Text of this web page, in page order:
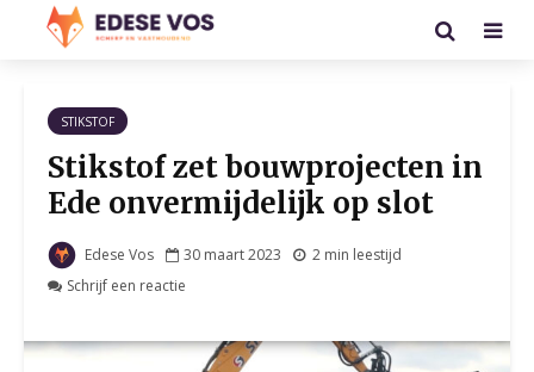
STIKSTOF
Stikstof zet bouwprojecten in
Ede onvermijdelijk op slot
Edese Vos 30 maart 2023
2 min leestijd
Schrijf een reactie